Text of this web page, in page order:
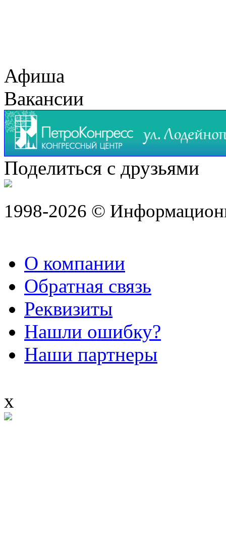
Афиша
Вакансии
Поделиться с друзьями
1998-2026 ©
О компании
Обратная связь
Реквизиты
Нашли ошибку?
Наши партнеры
x